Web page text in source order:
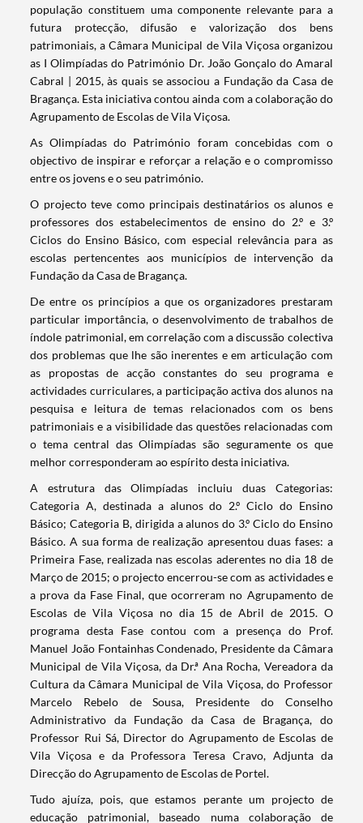
população constituem uma componente relevante para a
futura protecção, difusão e valorização dos bens
patrimoniais, a Câmara Municipal de Vila Viçosa organizou
as I Olimpíadas do Património Dr. João Gonçalo do Amaral
Cabral | 2015, às quais se associou a Fundação da Casa de
Bragança. Esta iniciativa contou ainda com a colaboração do
Agrupamento de Escolas de Vila Viçosa.
As Olimpíadas do Património foram concebidas com o
objectivo de inspirar e reforçar a relação e o compromisso
entre os jovens e o seu património.
O projecto teve como principais destinatários os alunos e
professores dos estabelecimentos de ensino do 2.º e 3.º
Ciclos do Ensino Básico, com especial relevância para as
escolas pertencentes aos municípios de intervenção da
Fundação da Casa de Bragança.
De entre os princípios a que os organizadores prestaram
particular importância, o desenvolvimento de trabalhos de
índole patrimonial, em correlação com a discussão colectiva
dos problemas que lhe são inerentes e em articulação com
as propostas de acção constantes do seu programa e
actividades curriculares, a participação activa dos alunos na
pesquisa e leitura de temas relacionados com os bens
patrimoniais e a visibilidade das questões relacionadas com
o tema central das Olimpíadas são seguramente os que
melhor corresponderam ao espírito desta iniciativa.
A estrutura das Olimpíadas incluiu duas Categorias:
Categoria A, destinada a alunos do 2.º Ciclo do Ensino
Básico; Categoria B, dirigida a alunos do 3.º Ciclo do Ensino
Básico. A sua forma de realização apresentou duas fases: a
Primeira Fase, realizada nas escolas aderentes no dia 18 de
Março de 2015; o projecto encerrou-se com as actividades e
a prova da Fase Final, que ocorreram no Agrupamento de
Escolas de Vila Viçosa no dia 15 de Abril de 2015. O
programa desta Fase contou com a presença do Prof.
Manuel João Fontainhas Condenado, Presidente da Câmara
Municipal de Vila Viçosa, da Dr.ª Ana Rocha, Vereadora da
Cultura da Câmara Municipal de Vila Viçosa, do Professor
Marcelo Rebelo de Sousa, Presidente do Conselho
Administrativo da Fundação da Casa de Bragança, do
Professor Rui Sá, Director do Agrupamento de Escolas de
Vila Viçosa e da Professora Teresa Cravo, Adjunta da
Direcção do Agrupamento de Escolas de Portel.
Tudo ajuíza, pois, que estamos perante um projecto de
educação patrimonial, baseado numa colaboração de